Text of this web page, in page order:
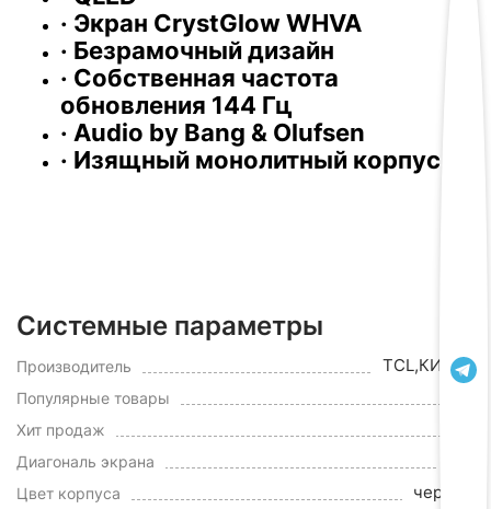
· Экран CrystGlow WHVA
· Безрамочный дизайн
· Собственная частота
обновления 144 Гц
· Audio by Bang & Olufsen
· Изящный монолитный корпус
Системные параметры
Производитель TCL,КИТАЙ
Популярные товары
Хит продаж
Диагональ экрана
Цвет корпуса черный